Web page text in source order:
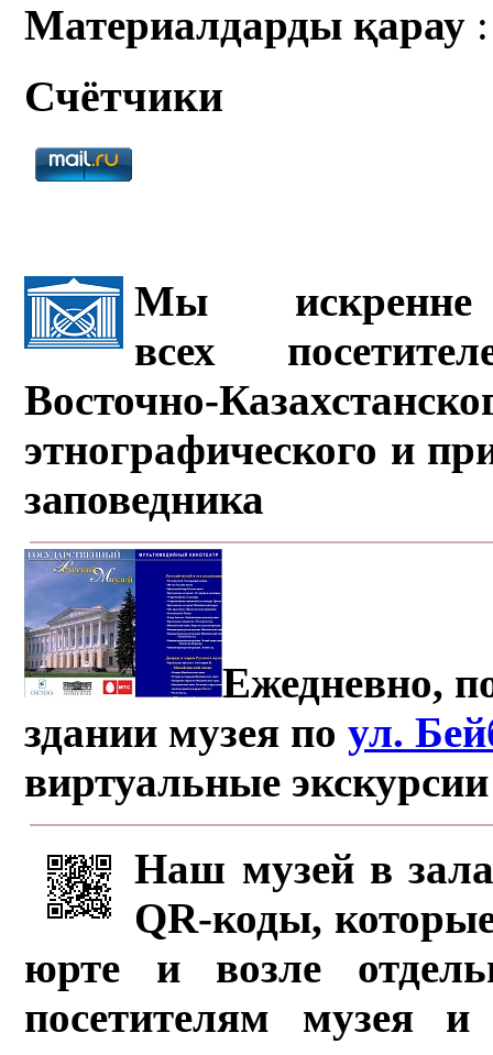
Материалдарды қарау
Счётчики
Мы искренне
всех
Восточно-
этнографического и
заповедника
Ежедневно,
здании музея поул.
виртуальные
Наш музей в
QR-коды,
юрте и возле
посетителям музея и